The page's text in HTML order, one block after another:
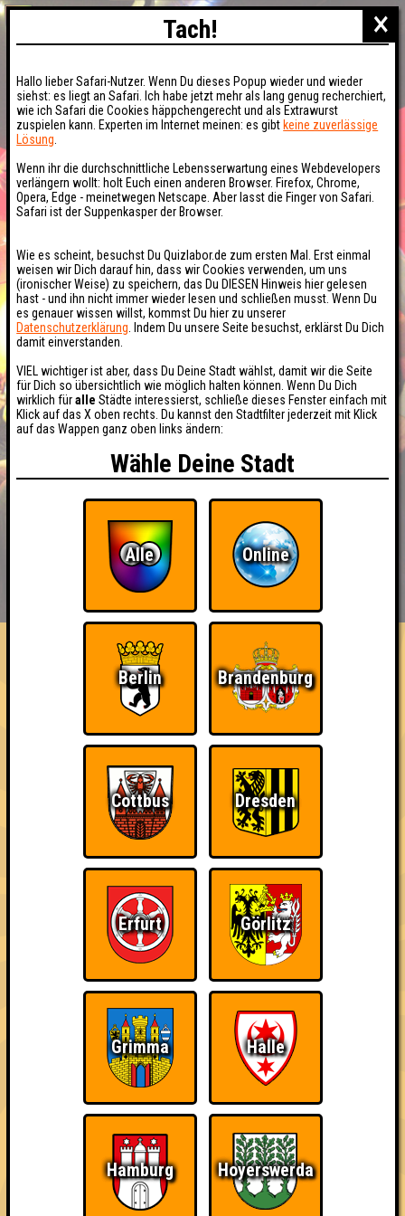
HIGHSCORE RESERVIERUNG
FAQ ÜBER UNS
Seitenquiz Leipzig #12
"Quiztus liebt Dich!" · 15.02.2016 · STUK Leipzig
Punkte Angemeldete Teams
1. Die Zerschmetterlinge
14 16 42
2. Exilfilet feat. MuWikantenstadl
13 13 14 40
2. Die e^(i*PI)+1en
12 12 16 40
×
Tach!
Hallo lieber Safari-Nutzer. Wenn Du dieses Popup wieder und wieder
siehst: es liegt an Safari. Ich habe jetzt mehr als lang genug recherchiert,
wie ich Safari die Cookies häppchengerecht und als Extrawurst
zuspielen kann. Experten im Internet meinen: es gibt keine zuverlässige
Lösung
Wenn ihr die durchschnittliche Lebensserwartung eines Webdevelopers
verlängern wollt: holt Euch einen anderen Browser. Firefox, Chrome,
Opera, Edge - meinetwegen Netscape. Aber lasst die Finger von Safari.
Safari ist der Suppenkasper der Browser.
Wie es scheint, besuchst Du Quizlabor.de zum ersten Mal. Erst einmal
weisen wir Dich darauf hin, dass wir Cookies verwenden, um uns
(ironischer Weise) zu speichern, das Du DIESEN Hinweis hier gelesen
hast - und ihn nicht immer wieder lesen und schließen musst. Wenn Du
es genauer wissen willst, kommst Du hier zu unserer
Datenschutzerklärung . Indem Du unsere Seite besuchst, erklärst Du Dich
damit einverstanden.
VIEL wichtiger ist aber, dass Du Deine Stadt wählst, damit wir die Seite
für Dich so übersichtlich wie möglich halten können. Wenn Du Dich
wirklich füralle Städte interessierst, schließe dieses Fenster einfach mit
Klick auf das X oben rechts. Du kannst den Stadtfilter jederzeit mit Klick
auf das Wappen ganz oben links ändern:
Wähle Deine Stadt
Alle Online
Berlin Brandenburg
Cottbus Dresden
Erfurt Görlitz
Grimma Halle
Hamburg Hoyerswerda